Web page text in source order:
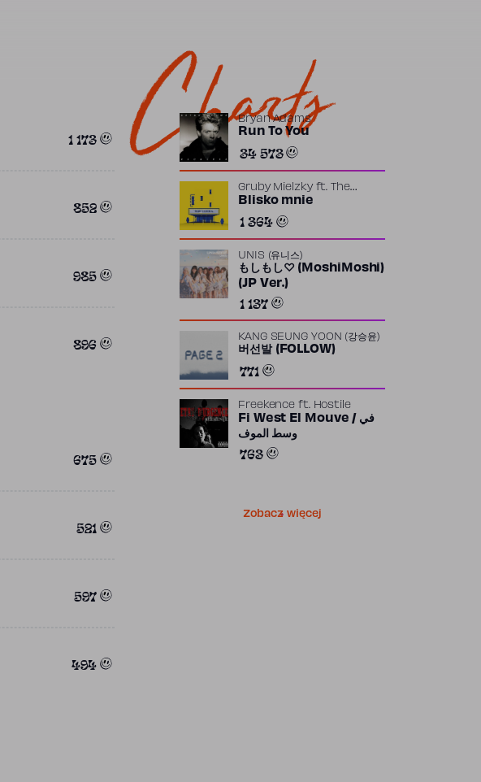
1 173
852
985
896
675
521
597
494
Charts
Bryan Adams
Run To You
34 573
Gruby Mielzkyft.
The
Returners
Blisko mnie
1 364
UNIS (유니스)
もしもし♡ (MoshiMoshi)
(JP Ver.)
1 137
KANG SEUNG YOON (강승윤)
버선발 (FOLLOW)
771
Freekence ft. Hostile
Fi West El Mouve / في
وسط الموف
763
Zobacz więcej